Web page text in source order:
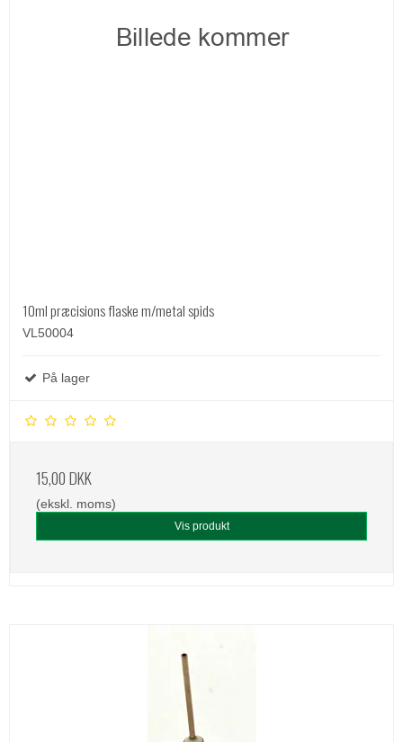
10ml præcisions flaske m/metal spids
VL50004
På lager
15,00 DKK
(ekskl. moms)
Vis produkt